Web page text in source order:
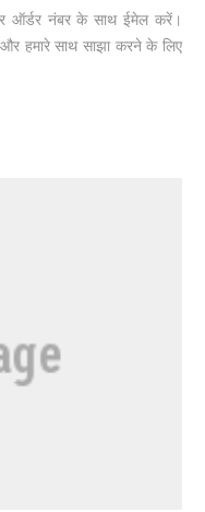
ऑर्डर नंबर के साथ ईमेल करें।
और हमारे साथ साझा करने के लिए